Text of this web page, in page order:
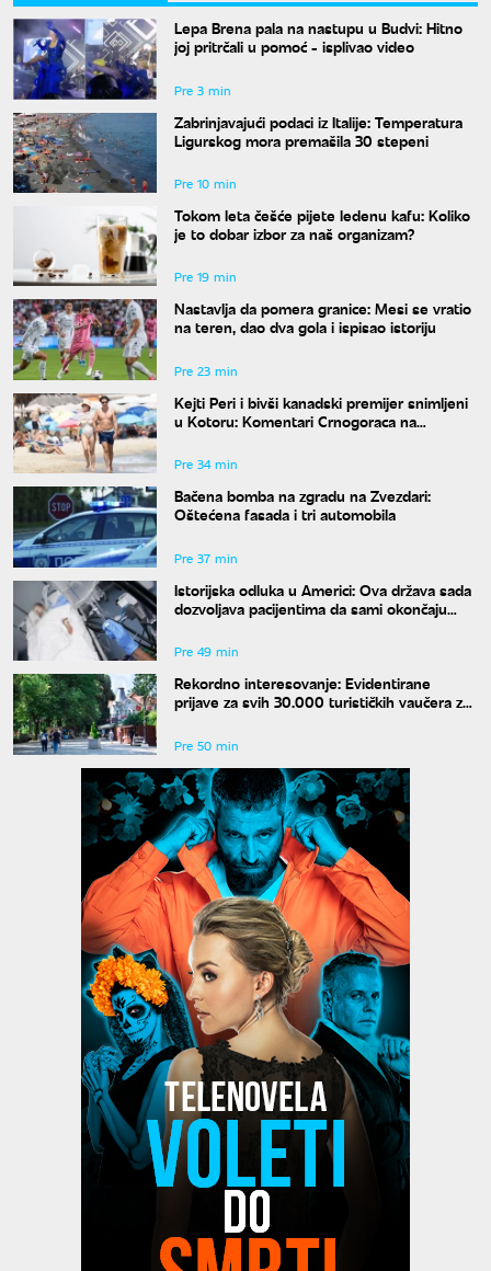
Lepa Brena pala na nastupu u Budvi: Hitno
joj pritrčali u pomoć - isplivao video
Pre 3 min
Zabrinjavajući podaci iz Italije: Temperatura
Ligurskog mora premašila 30 stepeni
Pre 10 min
Tokom leta češće pijete ledenu kafu: Koliko
je to dobar izbor za naš organizam?
Pre 19 min
Nastavlja da pomera granice: Mesi se vratio
na teren, dao dva gola i ispisao istoriju
Pre 23 min
Kejti Peri i bivši kanadski premijer snimljeni
u Kotoru: Komentari Crnogoraca na
Pre 34 min
Bačena bomba na zgradu na Zvezdari:
Oštećena fasada i tri automobila
Pre 37 min
Istorijska odluka u Americi: Ova država sada
dozvoljava pacijentima da sami okončaju
Pre 49 min
Rekordno interesovanje: Evidentirane
prijave za svih 30.000 turističkih vaučera za
Pre 50 min